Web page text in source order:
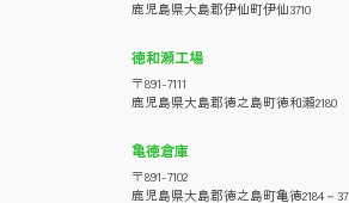
鹿児島県大島郡伊仙町伊仙3710
徳和瀬工場
〒891-7111
鹿児島県大島郡徳之島町徳和瀬2180
亀徳倉庫
〒891-7102
鹿児島県大島郡徳之島町亀徳2184－37